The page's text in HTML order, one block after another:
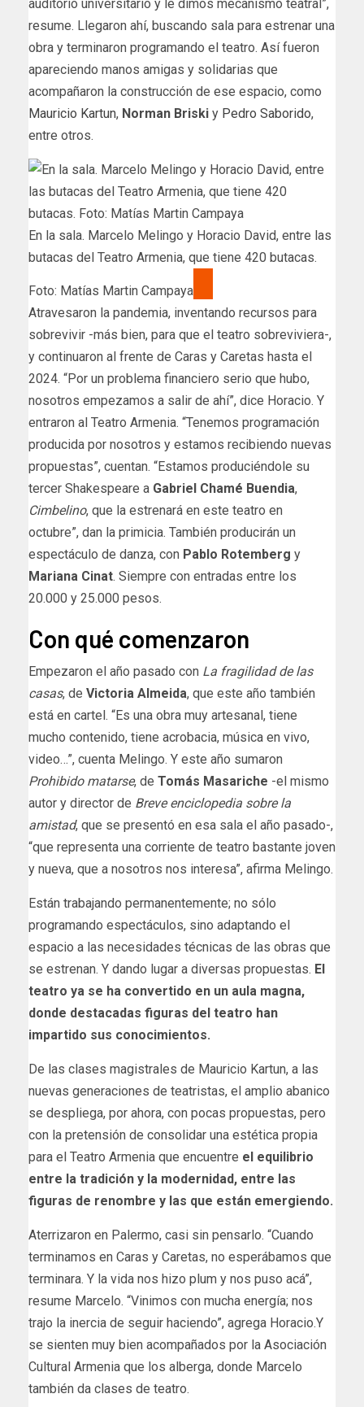
auditorio universitario y le dimos mecanismo teatral”,
resume. Llegaron ahí, buscando sala para estrenar una
obra y terminaron programando el teatro. Así fueron
apareciendo manos amigas y solidarias que
acompañaron la construcción de ese espacio, como
Mauricio Kartun, Norman Briski y Pedro Saborido,
entre otros.
En la sala. Marcelo Melingo y Horacio David, entre las
butacas del Teatro Armenia, que tiene 420 butacas.
Foto: Matías Martin Campaya
Atravesaron la pandemia, inventando recursos para
sobrevivir -más bien, para que el teatro sobreviviera-,
y continuaron al frente de Caras y Caretas hasta el
2024. “Por un problema financiero serio que hubo,
nosotros empezamos a salir de ahí”, dice Horacio. Y
entraron al Teatro Armenia. “Tenemos programación
producida por nosotros y estamos recibiendo nuevas
propuestas”, cuentan. “Estamos produciéndole su
tercer Shakespeare a Gabriel Chamé Buendia,
Cimbelino, que la estrenará en este teatro en
octubre”, dan la primicia. También producirán un
espectáculo de danza, con Pablo Rotemberg y
Mariana Cinat. Siempre con entradas entre los
20.000 y 25.000 pesos.
Con qué comenzaron
Empezaron el año pasado con La fragilidad de las
casas, de Victoria Almeida, que este año también
está en cartel. “Es una obra muy artesanal, tiene
mucho contenido, tiene acrobacia, música en vivo,
video…”, cuenta Melingo. Y este año sumaron
Prohibido matarse, de Tomás Masariche -el mismo
autor y director de Breve enciclopedia sobre la
amistad, que se presentó en esa sala el año pasado-,
“que representa una corriente de teatro bastante joven
y nueva, que a nosotros nos interesa”, afirma Melingo.
Están trabajando permanentemente; no sólo
programando espectáculos, sino adaptando el
espacio a las necesidades técnicas de las obras que
se estrenan. Y dando lugar a diversas propuestas. El
teatro ya se ha convertido en un aula magna,
donde destacadas figuras del teatro han
impartido sus conocimientos.
De las clases magistrales de Mauricio Kartun, a las
nuevas generaciones de teatristas, el amplio abanico
se despliega, por ahora, con pocas propuestas, pero
con la pretensión de consolidar una estética propia
para el Teatro Armenia que encuentre el equilibrio
entre la tradición y la modernidad, entre las
figuras de renombre y las que están emergiendo.
Aterrizaron en Palermo, casi sin pensarlo. “Cuando
terminamos en Caras y Caretas, no esperábamos que
terminara. Y la vida nos hizo plum y nos puso acá”,
resume Marcelo. “Vinimos con mucha energía; nos
trajo la inercia de seguir haciendo”, agrega Horacio.Y
se sienten muy bien acompañados por la Asociación
Cultural Armenia que los alberga, donde Marcelo
también da clases de teatro.